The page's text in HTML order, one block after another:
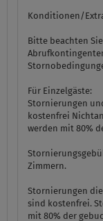
Konditionen/
Bitte beachten
Für Einzelgäste:
Stornierungen
kostenfrei
werden mit 80%
Zimmern.
Stornierungen die
sind kostenfrei.
mit 80% der